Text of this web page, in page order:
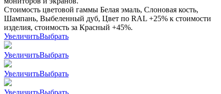
Стоимость цветовой гаммы Белая эмаль, Слоновая кость,
Шампань, Выбеленный дуб, Цвет по RAL +25% к стоимости
изделия, стоимость за Красный +45%.
УвеличитьВыбрать
УвеличитьВыбрать
УвеличитьВыбрать